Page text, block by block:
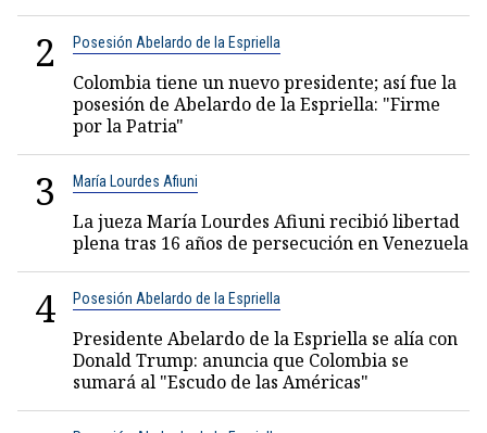
2 Posesión Abelardo de la Espriella
Colombia tiene un nuevo presidente; así fue la
posesión de Abelardo de la Espriella: "Firme
por la Patria"
3 María Lourdes Afiuni
La jueza María Lourdes Afiuni recibió libertad
plena tras 16 años de persecución en Venezuela
4 Posesión Abelardo de la Espriella
Presidente Abelardo de la Espriella se alía con
Donald Trump: anuncia que Colombia se
sumará al "Escudo de las Américas"